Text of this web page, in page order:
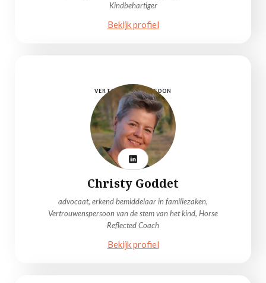
Kindbehartiger
Bekijk profiel
VERTROUWENSPERSOON
Christy Goddet
advocaat, erkend bemiddelaar in familiezaken,
Vertrouwenspersoon van de stem van het kind, Horse
Reflected Coach
Bekijk profiel